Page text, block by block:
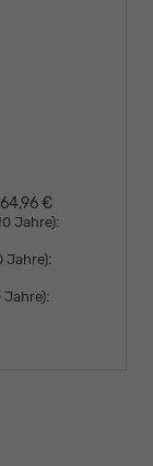
€
Jahre):
Jahre):
Jahre):